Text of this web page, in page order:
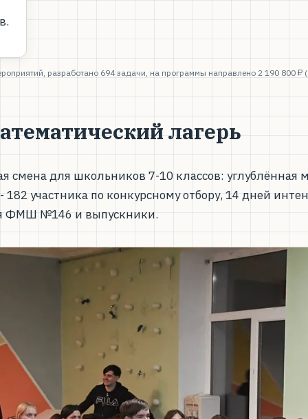
разработано 694 задачи, на программы направлено 2 190 800 ₽
лагерь
смена для школьников 7-10 классов: углублённая
182 участника по конкурсному отбору, 14 дней
ФМШ №146 и выпускники.